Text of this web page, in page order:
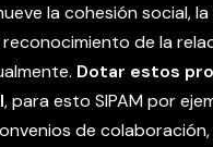
la cohesión social,
de la
Dotar estos
, para esto SIPAM por
de